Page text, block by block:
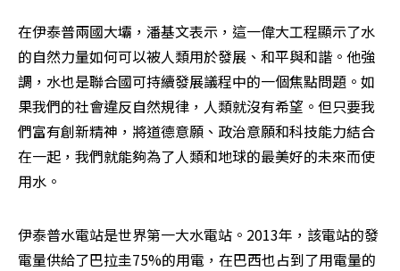
在伊泰普兩國大壩，潘基文表示，這一偉大工程顯示了水
的自然力量如何可以被人類用於發展、和平與和諧。他強
調，水也是聯合國可持續發展議程中的一個焦點問題。如
果我們的社會違反自然規律，人類就沒有希望。但只要我
們富有創新精神，將道德意願、政治意願和科技能力結合
在一起，我們就能夠為了人類和地球的最美好的未來而使
用水。
伊泰普水電站是世界第一大水電站。2013年，該電站的發
電量供給了巴拉圭75%的用電，在巴西也占到了用電量的